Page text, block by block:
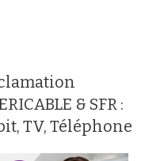
& SFR :
TV, Téléphone